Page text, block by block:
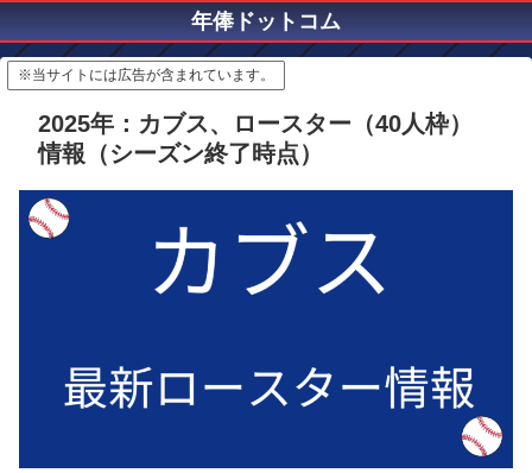
年俸ドットコム
※当サイトには広告が含まれています。
2025年：カブス、ロースター（40人枠）
情報（シーズン終了時点）